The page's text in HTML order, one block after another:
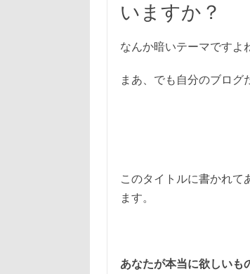
いますか？
なんか暗いテーマですよ
まあ、でも自分のブログ
このタイトルに書かれて
ます。
あなたが本当に欲しいも